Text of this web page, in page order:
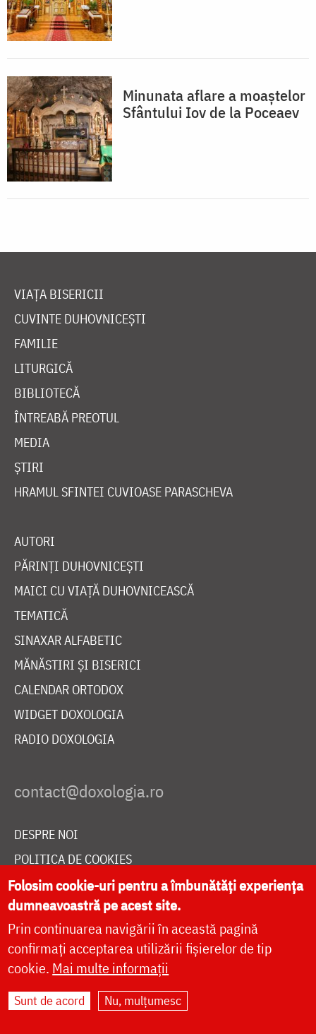
Minunata aflare a moaștelor
Sfântului Iov de la Poceaev
VIAȚA BISERICII
CUVINTE DUHOVNICEȘTI
FAMILIE
LITURGICĂ
BIBLIOTECĂ
ÎNTREABĂ PREOTUL
MEDIA
ȘTIRI
HRAMUL SFINTEI CUVIOASE PARASCHEVA
AUTORI
PĂRINȚI DUHOVNICEȘTI
MAICI CU VIAȚĂ DUHOVNICEASCĂ
TEMATICĂ
SINAXAR ALFABETIC
MĂNĂSTIRI ȘI BISERICI
CALENDAR ORTODOX
WIDGET DOXOLOGIA
RADIO DOXOLOGIA
DESPRE NOI
POLITICA DE COOKIES
DONEAZĂ ONLINE PENTRU CATEDRALA NAȚIONALĂ
LIVE
Site dezvoltat deDOXOLOGIA MEDIA
Folosim cookie-uri pentru a îmbunătăți experiența
dumneavoastră pe acest site.
Prin continuarea navigării în această pagină
confirmați acceptarea utilizării fișierelor de tip
cookie. Mai multe informații
Sunt de acord Nu, mulțumesc